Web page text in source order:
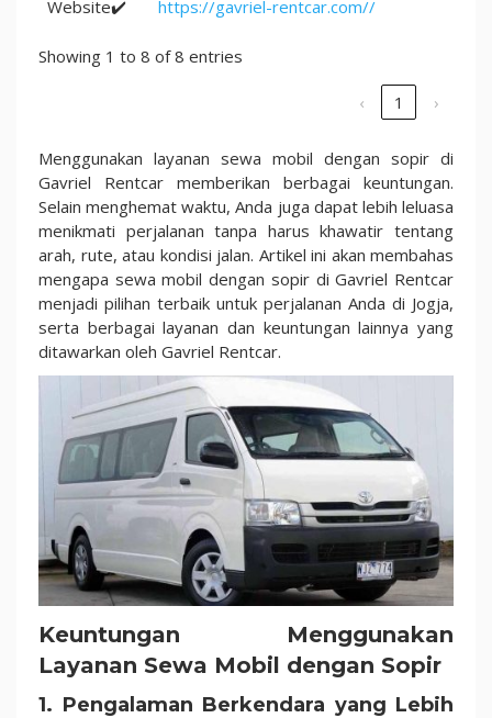
Website✔️ https://gavriel-rentcar.com//
Showing 1 to 8 of 8 entries
‹ 1 ›
Menggunakan layanan sewa mobil dengan sopir di
Gavriel Rentcar memberikan berbagai keuntungan.
Selain menghemat waktu, Anda juga dapat lebih leluasa
menikmati perjalanan tanpa harus khawatir tentang
arah, rute, atau kondisi jalan. Artikel ini akan membahas
mengapa sewa mobil dengan sopir di Gavriel Rentcar
menjadi pilihan terbaik untuk perjalanan Anda di Jogja,
serta berbagai layanan dan keuntungan lainnya yang
ditawarkan oleh Gavriel Rentcar.
Keuntungan Menggunakan
Layanan Sewa Mobil dengan Sopir
1. Pengalaman Berkendara yang Lebih